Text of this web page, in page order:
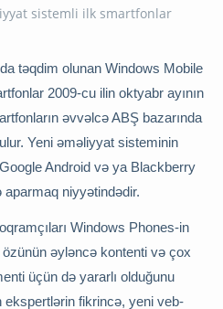
təqdim olunan Windows Mobile
2009-cu ilin oktyabr ayının
əvvəlcə ABŞ bazarında
Yeni əməliyyat sisteminin
Android və ya Blackberry
niyyətindədir.
Windows Phones-in
əyləncə kontenti və çox
üçün də yararlı olduğunu
ekspertlərin fikrincə, yeni veb-